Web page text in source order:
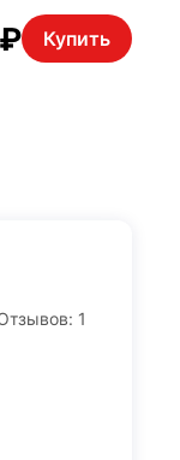
Купить
1